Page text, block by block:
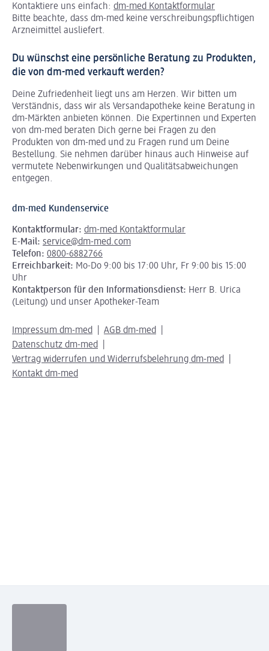
Kontaktiere uns einfach: dm-med Kontaktformular
Bitte beachte, dass dm-med keine verschreibungspflichtigen
Arzneimittel ausliefert.
Du wünschst eine persönliche Beratung zu Produkten,
die von dm-med verkauft werden?
Deine Zufriedenheit liegt uns am Herzen. Wir bitten um
Verständnis, dass wir als Versandapotheke keine Beratung in
dm-Märkten anbieten können. Die Expertinnen und Experten
von dm-med beraten Dich gerne bei Fragen zu den
Produkten von dm-med und zu Fragen rund um Deine
Bestellung. Sie nehmen darüber hinaus auch Hinweise auf
vermutete Nebenwirkungen und Qualitätsabweichungen
entgegen.
dm-med Kundenservice
Kontaktformular: dm-med Kontaktformular
E-Mail: service@dm-med.com
Telefon: 0800-6882766
Erreichbarkeit: Mo-Do 9:00 bis 17:00 Uhr, Fr 9:00 bis 15:00
Uhr
Kontaktperson für den Informationsdienst: Herr B. Urica
(Leitung) und unser Apotheker-Team
Impressum dm-med
AGB dm-med
Datenschutz dm-med
Vertrag widerrufen und Widerrufsbelehrung dm-med
Kontakt dm-med